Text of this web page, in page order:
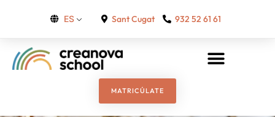
ES Sant Cugat 932 52 61 61
MATRICÚLATE